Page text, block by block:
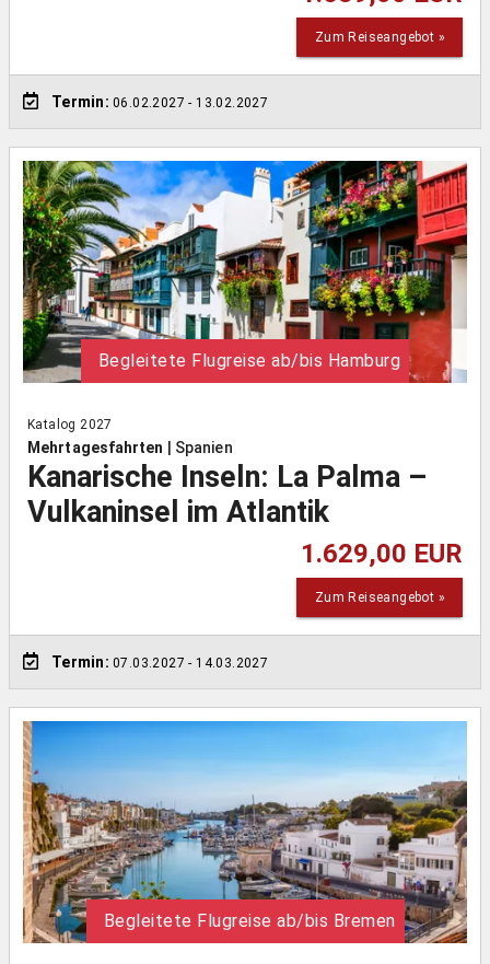
Zum Reiseangebot »
Termin: 06.02.2027- 13.02.2027
Begleitete Flugreise ab/bis Hamburg
Katalog 2027
Mehrtagesfahrten Spanien
Kanarische Inseln: La Palma –
Vulkaninsel im Atlantik
1.629,00 EUR
Zum Reiseangebot »
Termin: 07.03.2027- 14.03.2027
Begleitete Flugreise ab/bis Bremen